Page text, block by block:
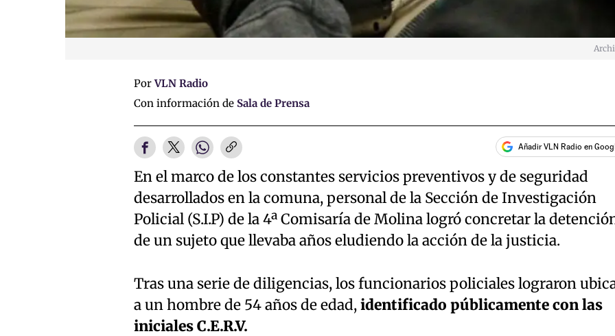
PorVLN Radio
Con información de Sala de Prensa
Añadir VLN Radio en
En el marco de los constantes servicios preventivos y de seguridad
desarrollados en la comuna, personal de la Sección de Investigación
Policial (S.I.P) de la 4ª Comisaría de Molina logró concretar la
de un sujeto que llevaba años eludiendo la acción de la justicia.
Tras una serie de diligencias, los funcionarios policiales lograron
a un hombre de 54 años de edad,identificado públicamente con las
iniciales C.E.R.V.